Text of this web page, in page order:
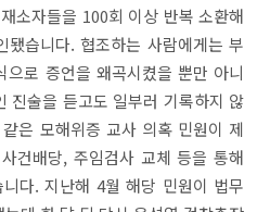
소자들을 100회 이상 반복 소환해
됐습니다. 협조하는 사람에게는 부
으로 증언을 왜곡시켰을 뿐만 아니
진술을 듣고도 일부러 기록하지 않
은 모해위증 교사 의혹 민원이 제
건배당, 주임검사 교체 등을 통해
다. 지난해 4월 해당 민원이 법무